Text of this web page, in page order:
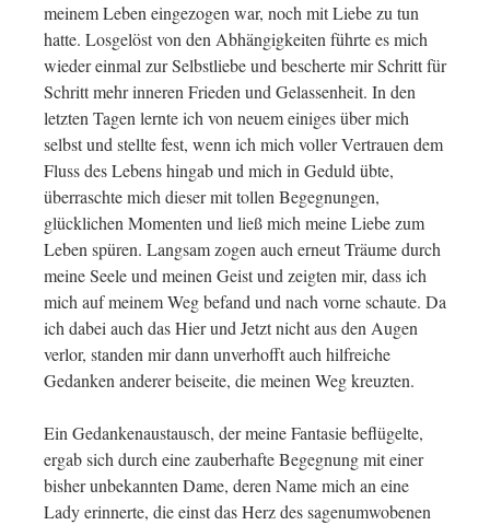
meinem Leben eingezogen war, noch mit Liebe zu tun
hatte. Losgelöst von den Abhängigkeiten führte es mich
wieder einmal zur Selbstliebe und bescherte mir Schritt für
Schritt mehr inneren Frieden und Gelassenheit. In den
letzten Tagen lernte ich von neuem einiges über mich
selbst und stellte fest, wenn ich mich voller Vertrauen dem
Fluss des Lebens hingab und mich in Geduld übte,
überraschte mich dieser mit tollen Begegnungen,
glücklichen Momenten und ließ mich meine Liebe zum
Leben spüren. Langsam zogen auch erneut Träume durch
meine Seele und meinen Geist und zeigten mir, dass ich
mich auf meinem Weg befand und nach vorne schaute. Da
ich dabei auch das Hier und Jetzt nicht aus den Augen
verlor, standen mir dann unverhofft auch hilfreiche
Gedanken anderer beiseite, die meinen Weg kreuzten.
Ein Gedankenaustausch, der meine Fantasie beflügelte,
ergab sich durch eine zauberhafte Begegnung mit einer
bisher unbekannten Dame, deren Name mich an eine
Lady erinnerte, die einst das Herz des sagenumwobenen